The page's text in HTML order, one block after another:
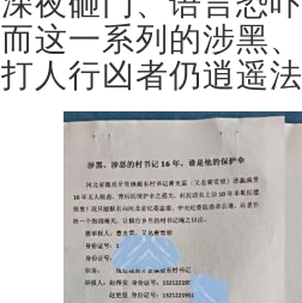
而这一系列的涉黑
打人行凶者仍逍遥法